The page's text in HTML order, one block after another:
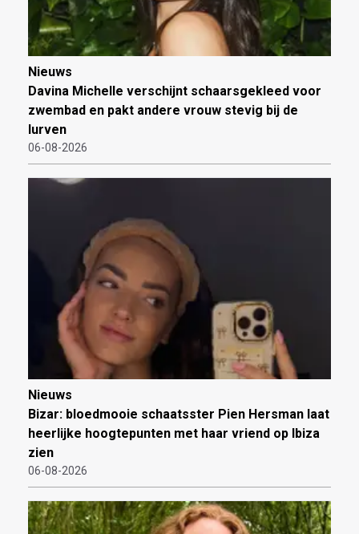
Nieuws
Davina Michelle verschijnt schaarsgekleed voor
zwembad en pakt andere vrouw stevig bij de
lurven
06-08-2026
Nieuws
Bizar: bloedmooie schaatsster Pien Hersman laat
heerlijke hoogtepunten met haar vriend op Ibiza
zien
06-08-2026